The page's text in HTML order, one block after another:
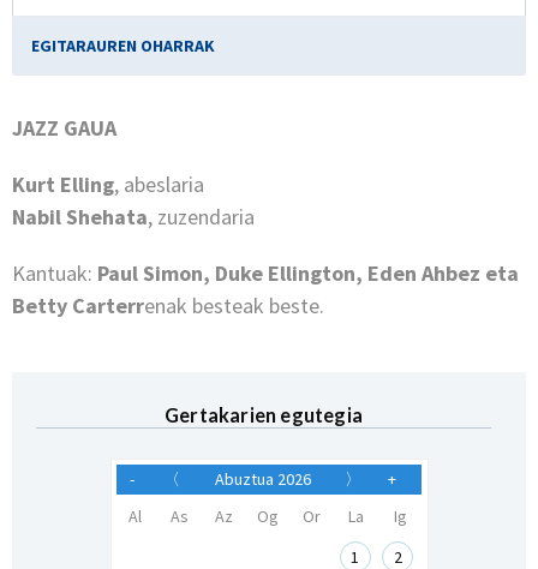
EGITARAUREN OHARRAK
JAZZ GAUA
Kurt Elling, abeslaria
Nabil Shehata, zuzendaria
Kantuak: Paul Simon, Duke Ellington, Eden Ahbez eta
Betty Carterrenak besteak beste.
Gertakarien egutegia
- 〈 Abuztua 2026 〉
+
Al
As Az Og Or La
Ig
1
2